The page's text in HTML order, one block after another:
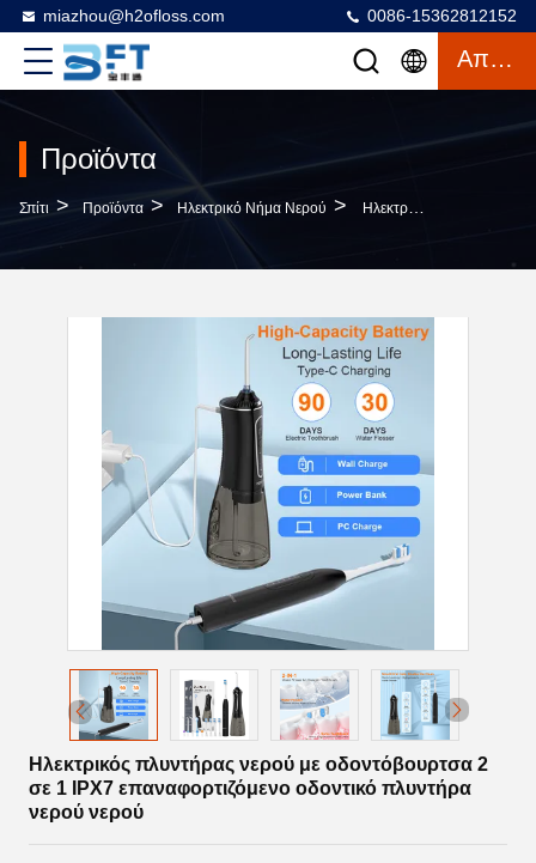
miazhou@h2ofloss.com 0086-15362812152
Απόσπασμα
Προϊόντα
Σπίτι > Προϊόντα > Ηλεκτρικό Νήμα Νερού > Ηλεκτρικός Πλυντήρας Νερού Με Οδοντόβουρτσα 2 Σε 1 IPX7 Επαναφορτιζόμενο Οδοντικό Πλυντήρα Νερού Νερού
Ηλεκτρικός πλυντήρας νερού με οδοντόβουρτσα 2
σε 1 IPX7 επαναφορτιζόμενο οδοντικό πλυντήρα
νερού νερού